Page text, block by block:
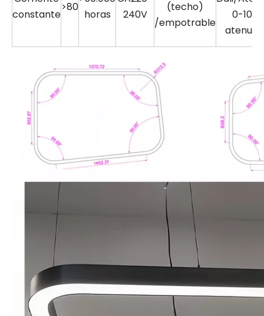
constante
>80
horas
240V
(techo)
/empotrable
0-10v/